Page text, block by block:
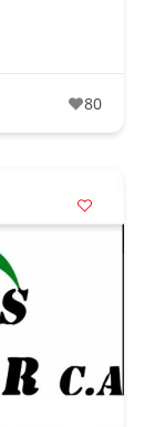
80